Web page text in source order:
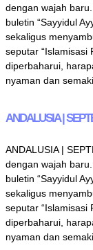
dengan wajah
buletin “Sayyidul
sekaligus
seputar “Islamisasi
diperbaharui,
nyaman dan
ANDALUSIA |
ANDALUSIA |
dengan wajah
buletin “Sayyidul
sekaligus
seputar “Islamisasi
diperbaharui,
nyaman dan